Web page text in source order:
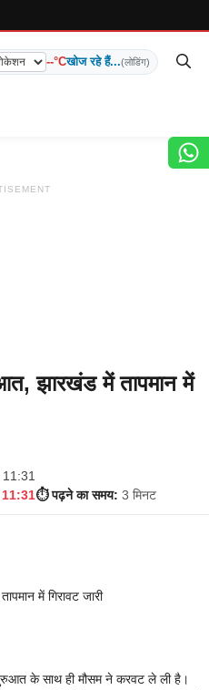
--°Cखोज रहे हैं...(लोडिंग)
झारखंड में तापमान में
⏱️ पढ़ने का समय: 3 मिनट
के साथ ही मौसम ने करवट ले ली है।